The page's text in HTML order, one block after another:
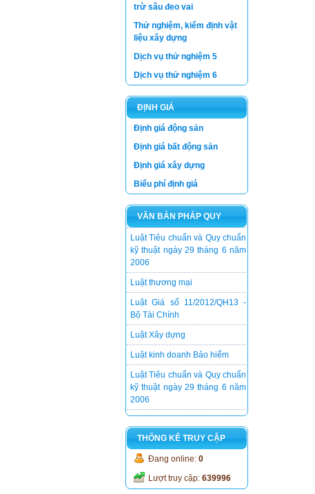
trừ sâu đeo vai
Thử nghiệm, kiểm định vật
liệu xây dựng
Dịch vụ thử nghiệm 5
Dịch vụ thử nghiệm 6
ĐỊNH GIÁ
Định giá động sản
Định giá bất động sản
Định giá xây dựng
Biểu phí định giá
VĂN BẢN PHÁP QUY
Luật thương mại
Luật Giá số 11/2012/QH13 -
Bộ Tài Chính
Luật Xây dựng
Luật kinh doanh Bảo hiểm
Luật Tiêu chuẩn và Quy chuẩn
kỹ thuật ngày 29 tháng 6 năm
2006
Luật thương mại
Luật Giá số 11/2012/QH13 -
Bộ Tài Chính
Luật Xây dựng
Luật kinh doanh Bảo hiểm
Luật Tiêu chuẩn và Quy chuẩn
kỹ thuật ngày 29 tháng 6 năm
2006
THỐNG KÊ TRUY CẬP
Đang online: 0
Lượt truy cập: 639996